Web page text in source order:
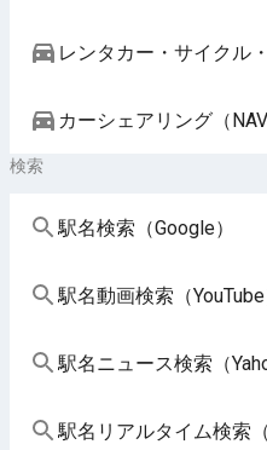
レンタカー・サイクル
カーシェアリング（
検索
駅名検索（Google）
駅名動画検索（YouTube
駅名ニュース検索（
駅名リアルタイム検索（